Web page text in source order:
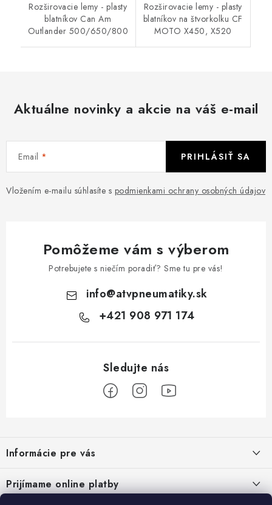
Rozširovacie lemy - plasty
blatníkov Can Am
Outlander 500/650/800
Rozširovacie lemy - plasty
blatníkov na štvorkolku CF
MOTO X450, X520
Aktuálne novinky a akcie na váš e-mail
Email
Vložením e-mailu súhlasíte s podmienkami ochrany osobných údajov
PRIHLÁSIŤ SA
Pomôžeme vám s výberom
Potrebujete s niečím poradiť? Sme tu pre vás!
info@atvpneumatiky.sk
+421 908 971 174
p
ä
t
Informácie pre vás
Prijímame online platby